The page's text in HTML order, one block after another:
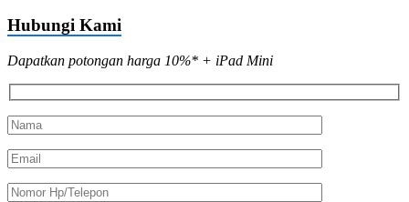
Hubungi Kami
Dapatkan potongan harga 10%* + iPad Mini